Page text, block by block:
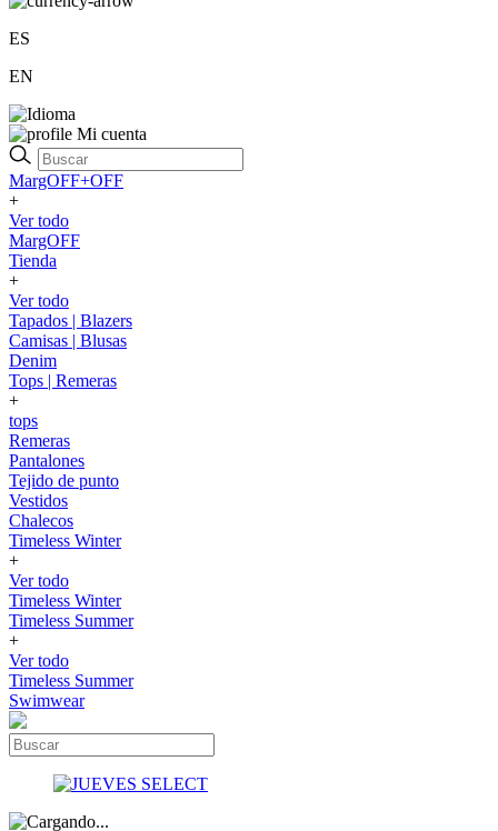
ES
EN
Mi cuenta
MargOFF+OFF
+
Ver todo
MargOFF
Tienda
+
Ver todo
Tapados | Blazers
Camisas | Blusas
Denim
Tops | Remeras
+
tops
Remeras
Pantalones
Tejido de punto
Vestidos
Chalecos
Timeless Winter
+
Ver todo
Timeless Winter
Timeless Summer
+
Ver todo
Timeless Summer
Swimwear